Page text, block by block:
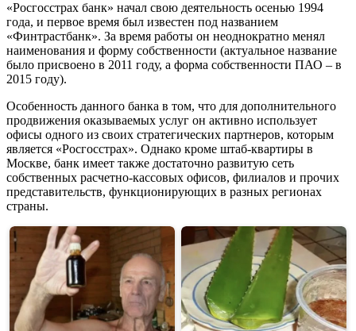
«Росгосстрах банк» начал свою деятельность осенью 1994
года, и первое время был известен под названием
«Финтрастбанк». За время работы он неоднократно менял
наименования и форму собственности (актуальное название
было присвоено в 2011 году, а форма собственности ПАО – в
2015 году).
Особенность данного банка в том, что для дополнительного
продвижения оказываемых услуг он активно использует
офисы одного из своих стратегических партнеров, которым
является «Росгосстрах». Однако кроме штаб-квартиры в
Москве, банк имеет также достаточно развитую сеть
собственных расчетно-кассовых офисов, филиалов и прочих
представительств, функционирующих в разных регионах
страны.